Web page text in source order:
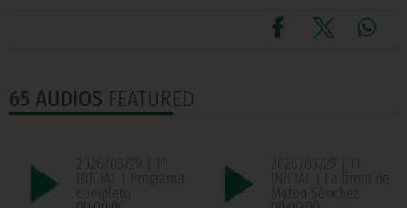
65 AUDIOS FEATURED
2026/05/29 | 11
INICIAL | Programa
completo
2026/05/29 | 11
INICIAL | La firma de
Mateo Sánchez